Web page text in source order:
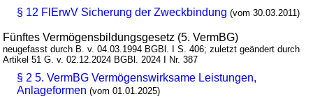
§ 12 FlErwV Sicherung der Zweckbindung (vom 30.03.2011)
Fünftes Vermögensbildungsgesetz (5. VermBG)
neugefasst durch B. v. 04.03.1994 BGBl. I S. 406; zuletzt geändert durch
Artikel 51 G. v. 02.12.2024 BGBl. 2024 I Nr. 387
§ 2 5. VermBG Vermögenswirksame Leistungen,
Anlageformen (vom 01.01.2025)